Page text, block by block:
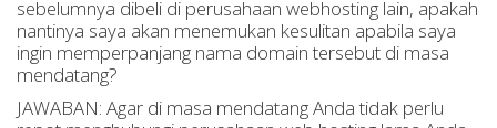
sebelumnya dibeli di perusahaan webhosting lain, apakah
nantinya saya akan menemukan kesulitan apabila saya
ingin memperpanjang nama domain tersebut di masa
mendatang?
JAWABAN: Agar di masa mendatang Anda tidak perlu